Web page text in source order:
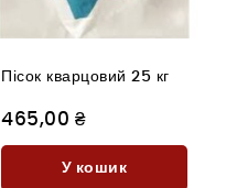
Пісок кварцовий 25 кг
465,00 ₴
У кошик